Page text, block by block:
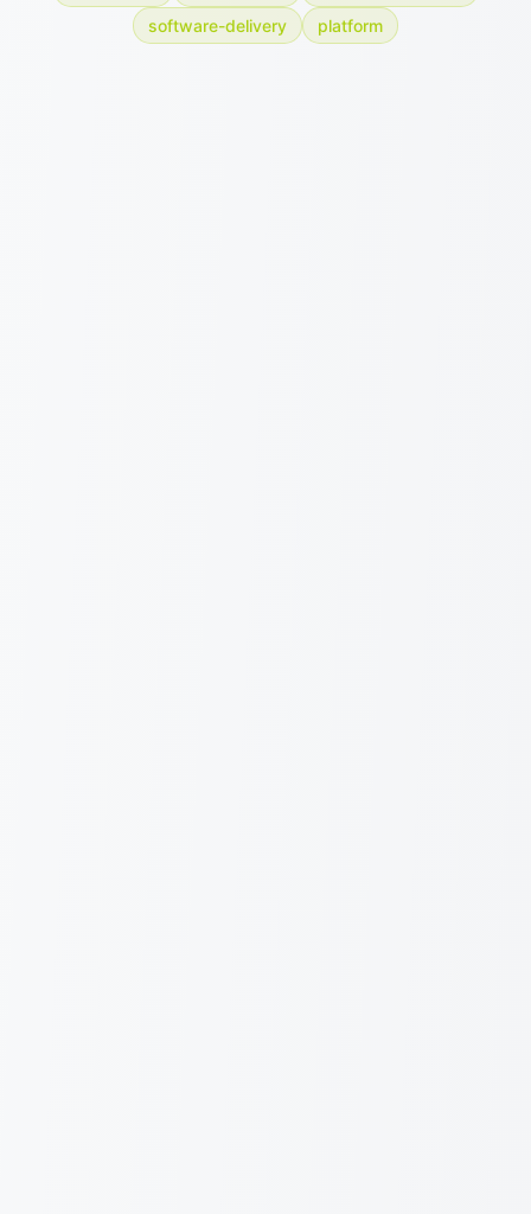
software-delivery
platform